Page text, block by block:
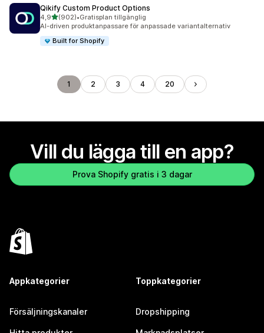
Qikify Custom Product Options
4,9av 5 stjärnor
(902)
902 recensioner totalt
•Gratisplan tillgänglig
AI-driven produktanpassare för anpassade variantalternativ
Built for Shopify
1 2 3 4 20
Vill du lägga till en app?
Prova Shopify gratis i 3 dagar
Appkategorier
Försäljningskanaler
Toppkategorier
Dropshipping